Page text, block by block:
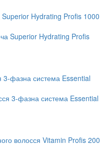
Hydrating Profis 1000
3-фазна система Essential
волосся Vitamin Profis 200